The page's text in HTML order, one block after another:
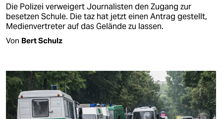
Die Polizei verweigert Journalisten den Zugang zur
besetzen Schule. Die taz hat jetzt einen Antrag gestellt,
Medienvertreter auf das Gelände zu lassen.
Von Bert Schulz